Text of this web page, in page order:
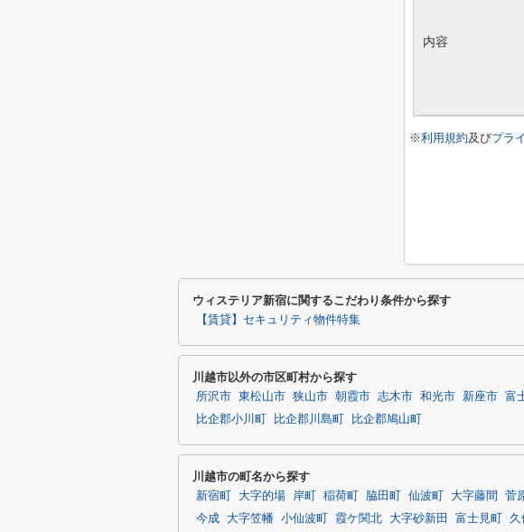
内容
※利用規約及びプラ
ウィステリア新宿に関するこだわり条件から探す
【賃貸】セキュリティ物件特集
川越市以外の市区町村から探す
所沢市 東松山市 狭山市 朝霞市 志木市 和光市 新座市 富
比企郡小川町
比企郡川島町 比企郡鳩山町
川越市の町名から探す
新宿町 大字的場 岸町 稲荷町 脇田町 仙波町 大字藤間 菅
今成
大字笠幡 小仙波町 霞ケ関北 大字砂新田 富士見町 久